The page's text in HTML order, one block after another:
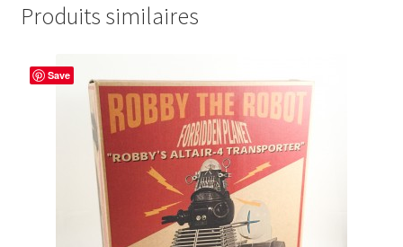
Produits similaires
Save